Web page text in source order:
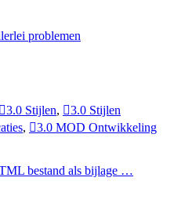
problemen
3.0 Stijlen,
3.0 Stijlen
,
3.0 MOD Ontwikkeling
bestand als bijlage …